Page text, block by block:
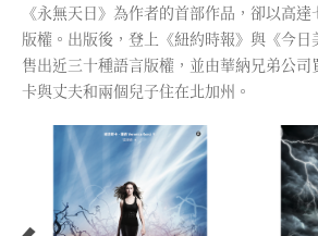
《永無天日》為作者的首部作品，卻以高
版權。出版後，登上《紐約時報》與《今日
售出近三十種語言版權，並由華納兄弟公
卡與丈夫和兩個兒子住在北加州。